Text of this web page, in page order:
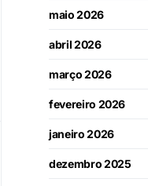
maio 2026
abril 2026
março 2026
fevereiro 2026
janeiro 2026
dezembro 2025